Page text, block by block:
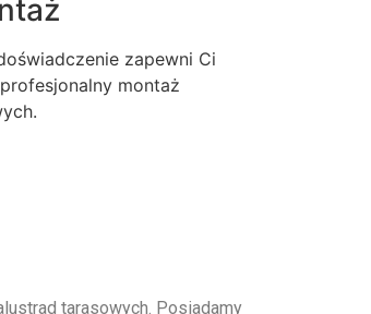
zapewni Ci
montaż
tarasowych. Posiadamy